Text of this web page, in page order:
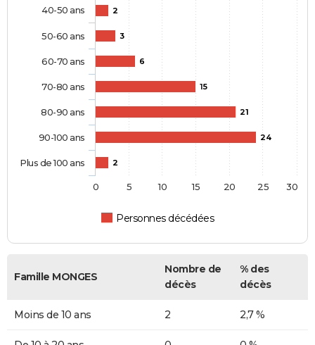
2
3
6
15
21
24
2
Personnes décédées
40-50 ans
50-60 ans
60-70 ans
70-80 ans
80-90 ans
90-100 ans
Plus de 100 ans
0 5 10 15 20 25 30
Famille MONGES
Nombre de
décès
% des
décès
Moins de 10 ans 2 2,7 %